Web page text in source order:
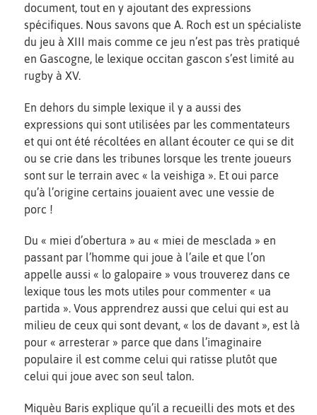
document, tout en y ajoutant des expressions
spécifiques. Nous savons que A. Roch est un spécialiste
du jeu à XIII mais comme ce jeu n’est pas très pratiqué
en Gascogne, le lexique occitan gascon s’est limité au
rugby à XV.
En dehors du simple lexique il y a aussi des
expressions qui sont utilisées par les commentateurs
et qui ont été récoltées en allant écouter ce qui se dit
ou se crie dans les tribunes lorsque les trente joueurs
sont sur le terrain avec « la veishiga ». Et oui parce
qu’à l’origine certains jouaient avec une vessie de
porc !
Du « miei d’obertura » au « miei de mesclada » en
passant par l’homme qui joue à l’aile et que l’on
appelle aussi « lo galopaire » vous trouverez dans ce
lexique tous les mots utiles pour commenter « ua
partida ». Vous apprendrez aussi que celui qui est au
milieu de ceux qui sont devant, « los de davant », est là
pour « arresterar » parce que dans l’imaginaire
populaire il est comme celui qui ratisse plutôt que
celui qui joue avec son seul talon.
Miquèu Baris explique qu’il a recueilli des mots et des